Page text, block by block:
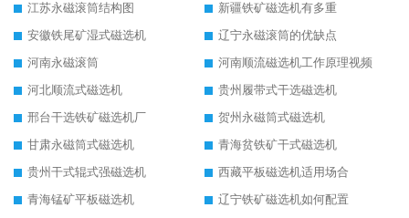
江苏永磁滚筒结构图
新疆铁矿磁选机有多重
安徽铁尾矿湿式磁选机
辽宁永磁滚筒的优缺点
河南永磁滚筒
河南顺流磁选机工作原理视频
河北顺流式磁选机
贵州履带式干选磁选机
邢台干选铁矿磁选机厂
贺州永磁筒式磁选机
甘肃永磁筒式磁选机
青海贫铁矿干式磁选机
贵州干式辊式强磁选机
西藏平板磁选机适用场合
青海锰矿平板磁选机
辽宁铁矿磁选机如何配置